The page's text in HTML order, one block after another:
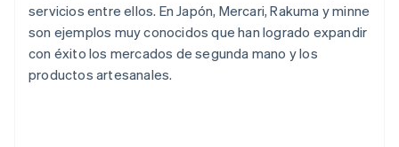
servicios entre ellos. En Japón, Mercari, Rakuma y minne
son ejemplos muy conocidos que han logrado expandir
con éxito los mercados de segunda mano y los
productos artesanales.